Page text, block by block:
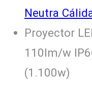
Neutra
Proyector
110lm/w
(1.100w)